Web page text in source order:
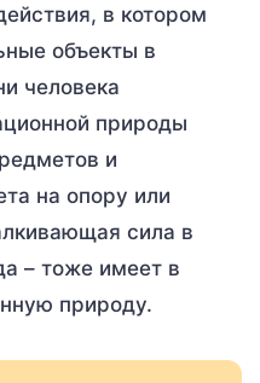
в котором
объекты в
человека
природы
и
на опору или
сила в
– тоже имеет в
природу.